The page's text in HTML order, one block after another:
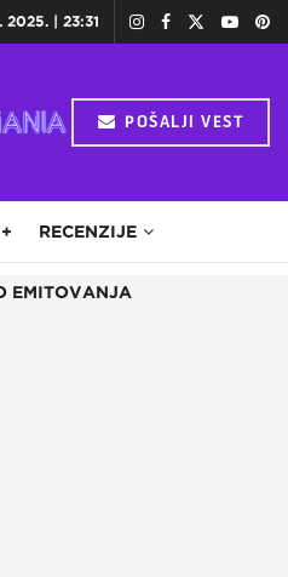
2025. | 23:31
POŠALJI VEST
RECENZIJE
EMITOVANJA